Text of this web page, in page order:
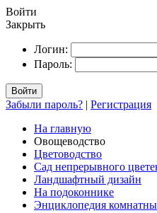
Войти
Закрыть
Логин:
Пароль:
Войти
Забыли пароль? | Регистрация
На главную
Овощеводство
Цветоводство
Сад непрерывного
Ландшафтный дизайн
На подоконнике
Энциклопедия